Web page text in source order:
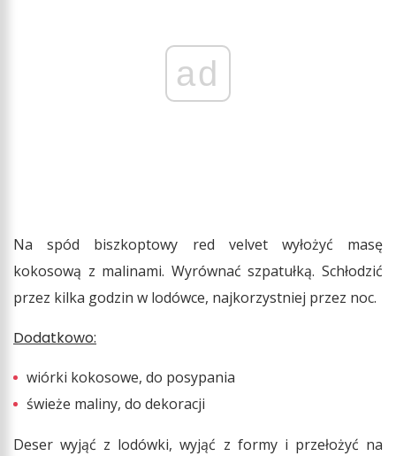
ad
Na spód biszkoptowy red velvet wyłożyć masę
kokosową z malinami. Wyrównać szpatułką. Schłodzić
przez kilka godzin w lodówce, najkorzystniej przez noc.
Dodatkowo:
wiórki kokosowe, do posypania
świeże maliny, do dekoracji
Deser wyjąć z lodówki, wyjąć z formy i przełożyć na